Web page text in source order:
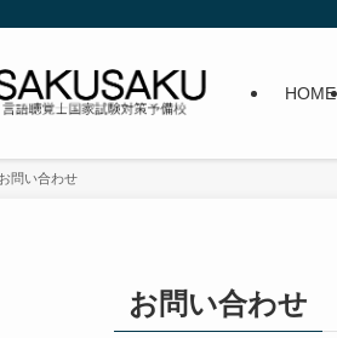
HOME
お問い合わせ
お問い合わせ